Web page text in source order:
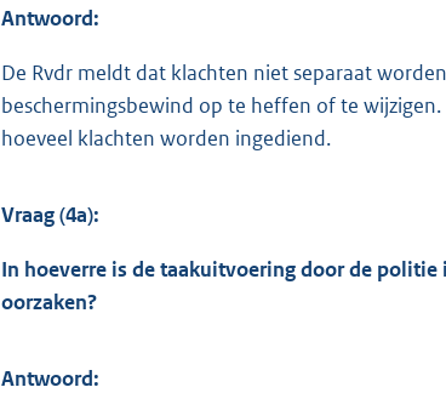
Antwoord:
De Rvdr meldt dat klachten niet separaat
beschermingsbewind op te heffen of te
hoeveel klachten worden ingediend.
Vraag (4a):
In hoeverre is de taakuitvoering door de
oorzaken?
Antwoord: